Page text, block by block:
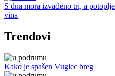
S dna mora izvađeno tri, a
vina
Trendovi
Kako je spašen Vuglec breg